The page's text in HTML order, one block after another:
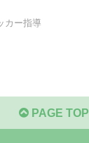
カー指導
PAGE TOP